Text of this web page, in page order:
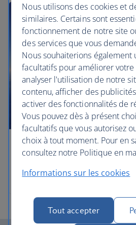
Horaires
Nos destinations et nos horaires
Nous utilisons des cookies et
similaires. Certains sont
fonctionnement de notre site
des services que vous
Nous souhaiterions également
facultatifs pour améliorer
analyser l'utilisation de notre
contenu, afficher des
activer des fonctionnalités de
Vous pouvez dès à présent
facultatifs que vous autorisez
choix à tout moment. Pour en
consultez notre Politique en
Informations sur les cookies
Tout accepter